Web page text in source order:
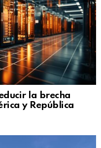
la brecha
y República